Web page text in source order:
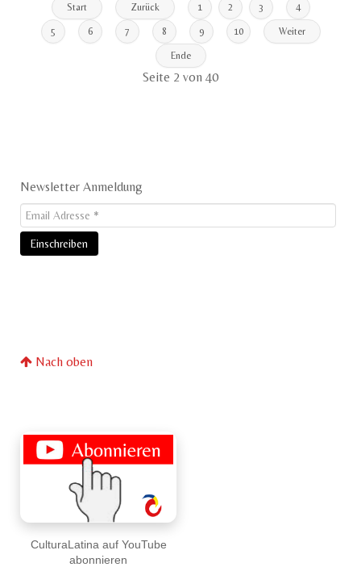
CulturaLatina auf YouTube
abonnieren
Start Zurück 1 2 3 4
5 6 7 8 9 10 Weiter
Ende
Seite 2 von 40
Newsletter Anmeldung
Nach oben